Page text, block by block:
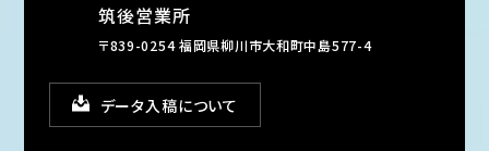
筑後営業所
〒839-0254 福岡県柳川市大和町中島577-4
データ入稿について